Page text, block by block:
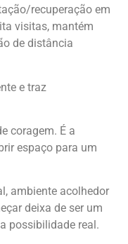
recuperação em
visitas, mantém
de distância
e traz
coragem. É a
espaço para um
ambiente acolhedor
deixa de ser um
possibilidade real.